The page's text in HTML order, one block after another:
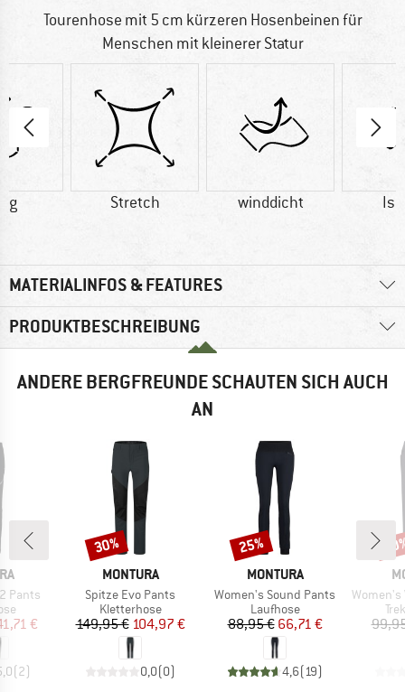
Tourenhose mit 5 cm kürzeren Hosenbeinen für
Menschen mit kleinerer Statur
g Stretch winddicht
MATERIALINFOS & FEATURES
PRODUKTBESCHREIBUNG
ANDERE BERGFREUNDE SCHAUTEN SICH AUCH
AN
Pants
Preis
€
(2)
MARKE
MONTURA
Artikel
Spitze Evo Pants
Produktgruppe
Kletterhose
Preis
149,95 €reduzierter Preis
104,97 €
0,0(0)
Rabatt
30%
MARKE
MONTURA
Artikel
Women's Sound Pants
Produktgruppe
Laufhose
Preis
88,95 €reduzierter Preis
66,71 €
4,6( 19)
Rabatt
25%
Artikel
Women's